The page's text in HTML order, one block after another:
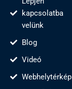
kapcsolatba
velünk
Blog
Videó
Webhelytérkép